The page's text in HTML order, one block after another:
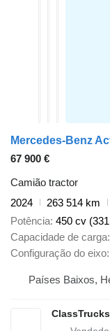
Mercedes-Benz
67 900 €
Camião tractor
2024
263 514 km
Potência 450 cv
Capacidade de carga
Configuração do eixo
Países Baixos,